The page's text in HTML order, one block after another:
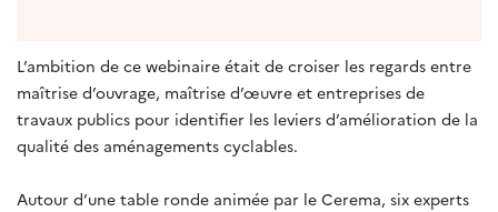
L’ambition de ce webinaire était de croiser les regards entre
maîtrise d’ouvrage, maîtrise d’œuvre et entreprises de
travaux publics pour identifier les leviers d’amélioration de la
qualité des aménagements cyclables.
Autour d’une table ronde animée par le Cerema, six experts